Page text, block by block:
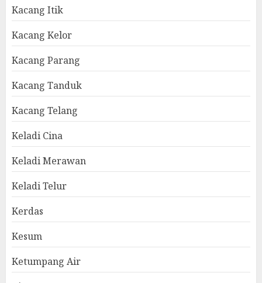
Kacang Itik
Kacang Kelor
Kacang Parang
Kacang Tanduk
Kacang Telang
Keladi Cina
Keladi Merawan
Keladi Telur
Kerdas
Kesum
Ketumpang Air